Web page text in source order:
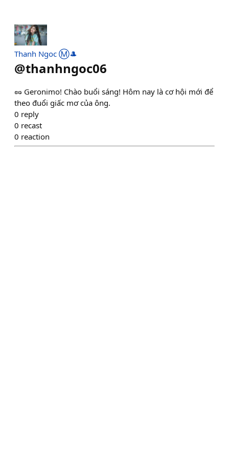
Thanh Ngoc Ⓜ️🎩
@thanhngoc06
🥜 Geronimo! Chào buổi sáng! Hôm nay là cơ hội mới để
theo đuổi giấc mơ của ông.
0 reply
0 recast
0 reaction